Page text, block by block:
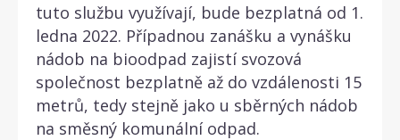
tuto službu využívají, bude bezplatná od 1.
ledna 2022. Případnou zanášku a vynášku
nádob na bioodpad zajistí svozová
společnost bezplatně až do vzdálenosti 15
metrů, tedy stejně jako u sběrných nádob
na směsný komunální odpad.